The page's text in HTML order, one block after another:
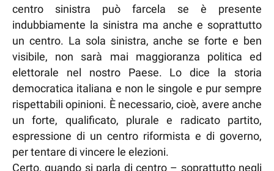
centro sinistra può farcela se è presente
indubbiamente la sinistra ma anche e soprattutto
un centro. La sola sinistra, anche se forte e ben
visibile, non sarà mai maggioranza politica ed
elettorale nel nostro Paese. Lo dice la storia
democratica italiana e non le singole e pur sempre
rispettabili opinioni. È necessario, cioè, avere anche
un forte, qualificato, plurale e radicato partito,
espressione di un centro riformista e di governo,
per tentare di vincere le elezioni.
Certo, quando si parla di centro – soprattutto negli